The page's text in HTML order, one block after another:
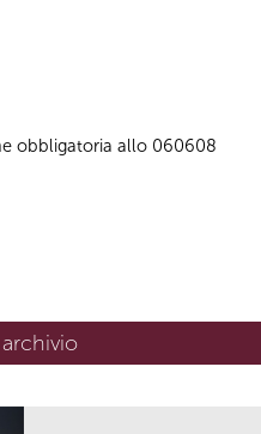
obbligatoria allo 060608